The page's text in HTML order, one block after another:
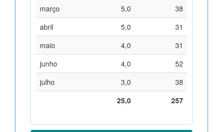
março
5,0
38
abril
5,0
31
maio
4,0
31
junho
4,0
52
julho
3,0
38
25,0
257